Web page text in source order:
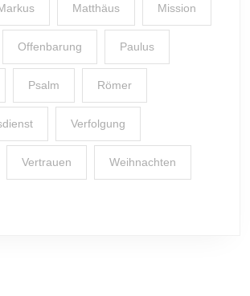
Matthäus Mission
Offenbarung Paulus
Psalm Römer
Verfolgung
Vertrauen Weihnachten